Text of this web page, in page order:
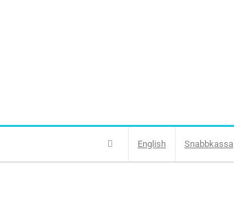
English Snabbkassa